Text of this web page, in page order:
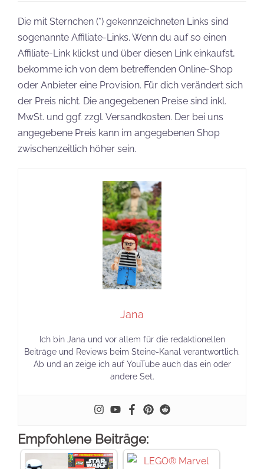
Die mit Sternchen (*) gekennzeichneten Links sind
sogenannte Affiliate-Links. Wenn du auf so einen
Affiliate-Link klickst und über diesen Link einkaufst,
bekomme ich von dem betreffenden Online-Shop
oder Anbieter eine Provision. Für dich verändert sich
der Preis nicht. Die angegebenen Preise sind inkl.
MwSt. und ggf. zzgl. Versandkosten. Der bei uns
angegebene Preis kann im angegebenen Shop
zwischenzeitlich höher sein.
Jana
Ich bin Jana und vor allem für die redaktionellen
Beiträge und Reviews beim Steine-Kanal verantwortlich.
Ab und an zeige ich auf YouTube auch das ein oder
andere Set.
Empfohlene Beiträge: